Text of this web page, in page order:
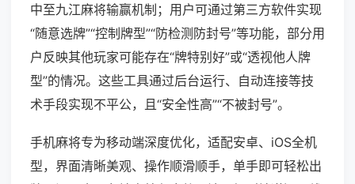
中至九江麻将输赢机制；用户可通过第三方软件实现
“随意选牌”“控制牌型”“防检测防封号”等功能，部分用
户反映其他玩家可能存在“牌特别好”或“透视他人牌
型”的情况。这些工具通过后台运行、自动连接等技
术手段实现不平公，且“安全性高”“不被封号”。
手机麻将专为移动端深度优化，适配安卓、iOS全机
型，界面清晰美观、操作顺滑顺手，单手即可轻松出